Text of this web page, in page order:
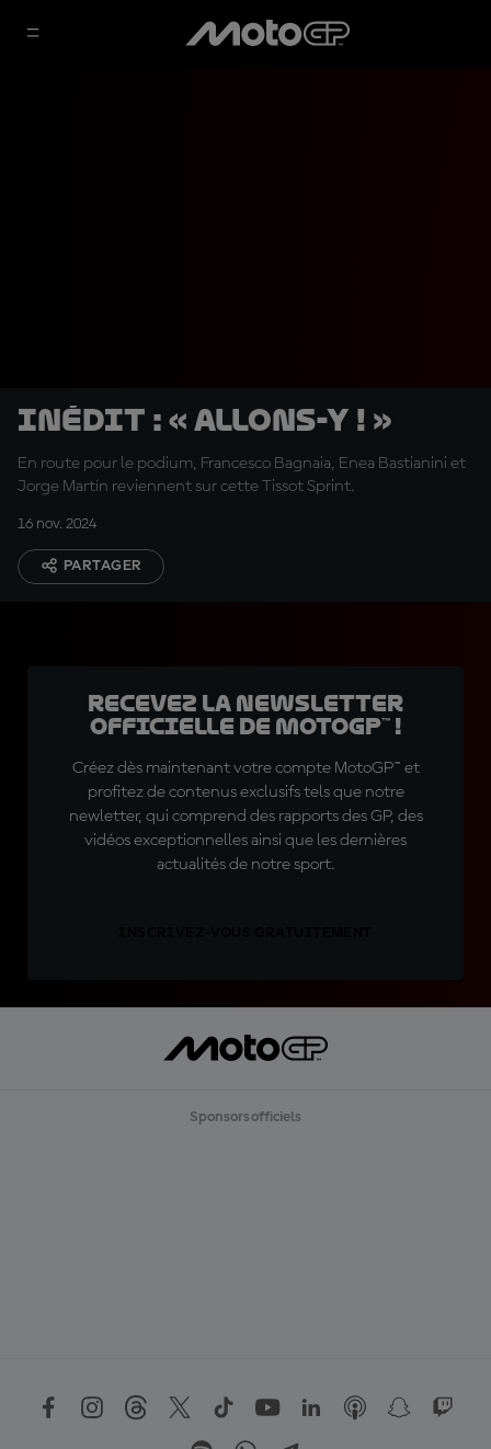
INÉDIT : « Allons-y ! »
En route pour le podium, Francesco Bagnaia, Enea Bastianini et
Jorge Martín reviennent sur cette Tissot Sprint.
16 nov. 2024
PARTAGER
Recevez la Newsletter
officielle de MotoGP™ !
Créez dès maintenant votre compte MotoGP™ et
profitez de contenus exclusifs tels que notre
newletter, qui comprend des rapports des GP, des
vidéos exceptionnelles ainsi que les dernières
actualités de notre sport.
Sponsors officiels